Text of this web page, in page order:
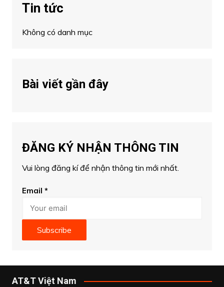
Tin tức
Không có danh mục
Bài viết gần đây
ĐĂNG KÝ NHẬN THÔNG TIN
Vui lòng đăng kí để nhận thông tin mới nhất.
Email *
Subscribe
AT&T Việt Nam